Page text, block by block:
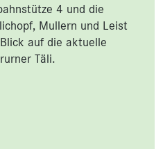
4 und die
Mullern und Leist
auf die aktuelle
Täli.